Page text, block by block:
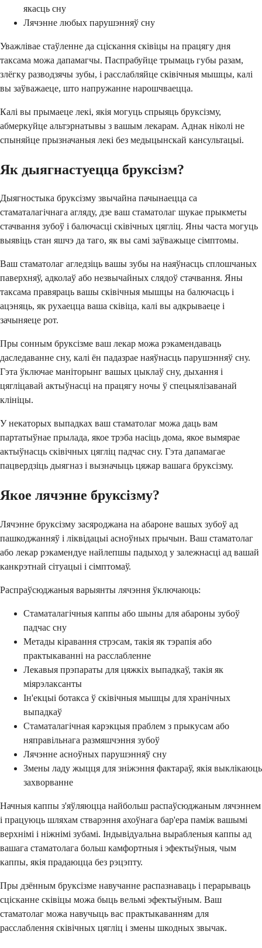
якасць сну
Лячэнне любых парушэнняў сну
Уважлівае стаўленне да сціскання сківіцы на працягу дня
таксама можа дапамагчы. Паспрабуйце трымаць губы разам,
злёгку разводзячы зубы, і расслабляйце сківічныя мышцы, калі
вы заўважаеце, што напружанне нарошчваецца.
Калі вы прымаеце лекі, якія могуць спрыяць бруксізму,
абмеркуйце альтэрнатывы з вашым лекарам. Аднак ніколі не
спыняйце прызначаныя лекі без медыцынскай кансультацыі.
Як дыягнастуецца бруксізм?
Дыягностыка бруксізму звычайна пачынаецца са
стаматалагічнага агляду, дзе ваш стаматолаг шукае прыкметы
стачвання зубоў і балючасці сківічных цягліц. Яны часта могуць
выявіць стан яшчэ да таго, як вы самі заўважыце сімптомы.
Ваш стаматолаг агледзіць вашы зубы на наяўнасць сплошчаных
паверхняў, адколаў або незвычайных слядоў стачвання. Яны
таксама правяраць вашы сківічныя мышцы на балючасць і
ацэняць, як рухаецца ваша сківіца, калі вы адкрываеце і
зачыняеце рот.
Пры сонным бруксізме ваш лекар можа рэкамендаваць
даследаванне сну, калі ён падазрае наяўнасць парушэнняў сну.
Гэта ўключае маніторынг вашых цыклаў сну, дыхання і
цягліцавай актыўнасці на працягу ночы ў спецыялізаванай
клініцы.
У некаторых выпадках ваш стаматолаг можа даць вам
партатыўнае прылада, якое трэба насіць дома, якое вымярае
актыўнасць сківічных цягліц падчас сну. Гэта дапамагае
пацвердзіць дыягназ і вызначыць цяжар вашага бруксізму.
Якое лячэнне бруксізму?
Лячэнне бруксізму засяроджана на абароне вашых зубоў ад
пашкоджанняў і ліквідацыі асноўных прычын. Ваш стаматолаг
або лекар рэкамендуе найлепшы падыход у залежнасці ад вашай
канкрэтнай сітуацыі і сімптомаў.
Распраўсюджаныя варыянты лячэння ўключаюць:
Стаматалагічныя каппы або шыны для абароны зубоў
падчас сну
Метады кіравання стрэсам, такія як тэрапія або
практыкаванні на расслабленне
Лекавыя прэпараты для цяжкіх выпадкаў, такія як
міярэлаксанты
Ін'екцыі ботакса ў сківічныя мышцы для хранічных
выпадкаў
Стаматалагічная карэкцыя праблем з прыкусам або
няправільнага размяшчэння зубоў
Лячэнне асноўных парушэнняў сну
Змены ладу жыцця для зніжэння фактараў, якія выклікаюць
захворванне
Начныя каппы з'яўляюцца найбольш распаўсюджаным лячэннем
і працуюць шляхам стварэння ахоўнага бар'ера паміж вашымі
верхнімі і ніжнімі зубамі. Індывідуальна вырабленыя каппы ад
вашага стаматолага больш камфортныя і эфектыўныя, чым
каппы, якія прадаюцца без рэцэпту.
Пры дзённым бруксізме навучанне распазнаваць і перарываць
сцісканне сківіцы можа быць вельмі эфектыўным. Ваш
стаматолаг можа навучыць вас практыкаванням для
расслаблення сківічных цягліц і змены шкодных звычак.